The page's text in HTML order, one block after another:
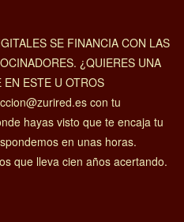
SE FINANCIA CON LAS
¿QUIERES UNA
EN ESTE U OTROS
con tu
hayas visto que te encaja tu
en unas horas.
que lleva cien años acertando.